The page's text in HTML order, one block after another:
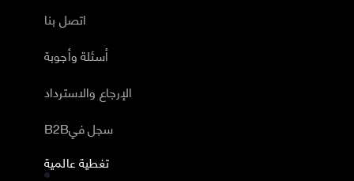
اتصل بنا
أسئلة وأجوبة
الإرجاع والاسترداد
B2Bسجل في
تغطية عالمية